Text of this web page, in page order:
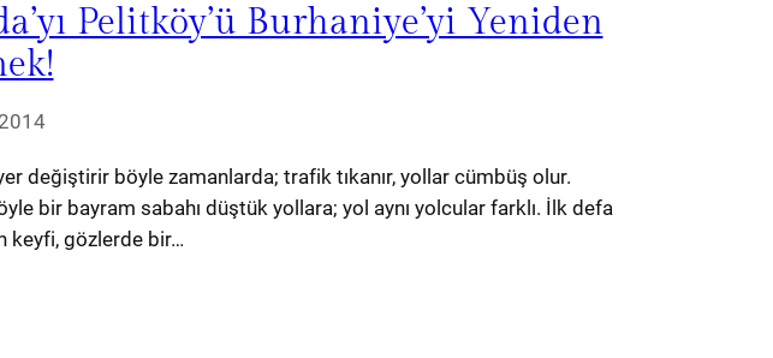
Pelitköy’ü Burhaniye’yi Yeniden
değiştirir böyle zamanlarda; trafik tıkanır, yollar cümbüş olur.
bir bayram sabahı düştük yollara; yol aynı yolcular farklı. İlk defa
keyfi, gözlerde bir…